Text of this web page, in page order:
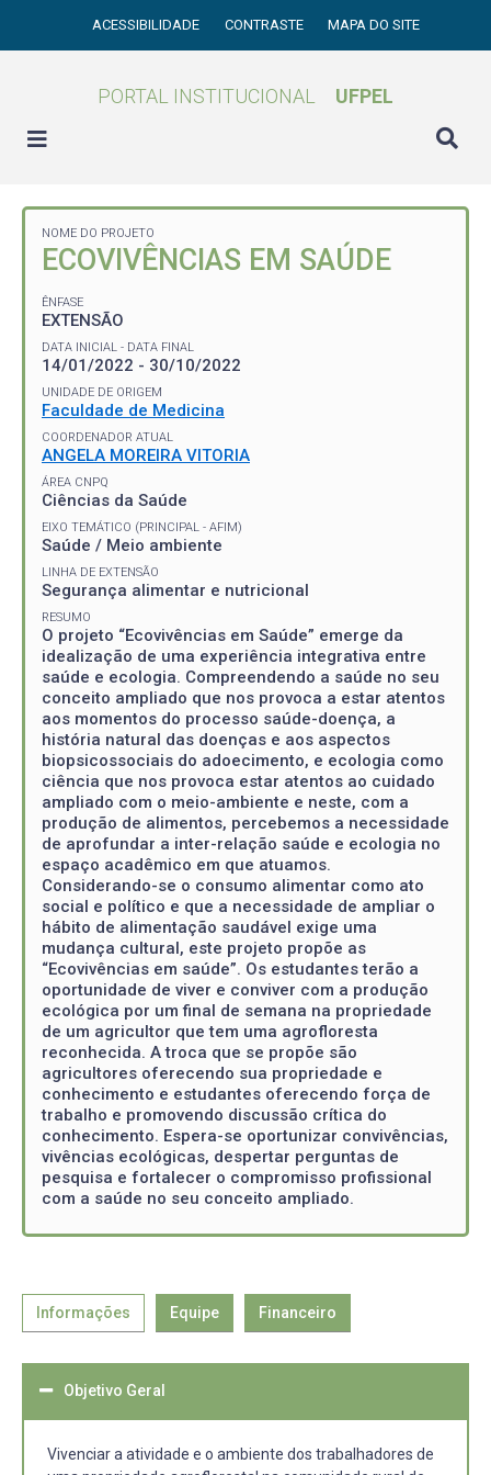
ACESSIBILIDADE CONTRASTE MAPA DO SITE
PORTAL INSTITUCIONAL UFPEL
NOME DO PROJETO
ECOVIVÊNCIAS EM SAÚDE
ÊNFASE
EXTENSÃO
DATA INICIAL - DATA FINAL
14/01/2022 - 30/10/2022
UNIDADE DE ORIGEM
Faculdade de Medicina
COORDENADOR ATUAL
ANGELA MOREIRA VITORIA
ÁREA CNPQ
Ciências da Saúde
EIXO TEMÁTICO (PRINCIPAL - AFIM)
Saúde / Meio ambiente
LINHA DE EXTENSÃO
Segurança alimentar e nutricional
RESUMO
O projeto “Ecovivências em Saúde” emerge da
idealização de uma experiência integrativa entre
saúde e ecologia. Compreendendo a saúde no seu
conceito ampliado que nos provoca a estar atentos
aos momentos do processo saúde-doença, a
história natural das doenças e aos aspectos
biopsicossociais do adoecimento, e ecologia como
ciência que nos provoca estar atentos ao cuidado
ampliado com o meio-ambiente e neste, com a
produção de alimentos, percebemos a necessidade
de aprofundar a inter-relação saúde e ecologia no
espaço acadêmico em que atuamos.
Considerando-se o consumo alimentar como ato
social e político e que a necessidade de ampliar o
hábito de alimentação saudável exige uma
mudança cultural, este projeto propõe as
“Ecovivências em saúde”. Os estudantes terão a
oportunidade de viver e conviver com a produção
ecológica por um final de semana na propriedade
de um agricultor que tem uma agrofloresta
reconhecida. A troca que se propõe são
agricultores oferecendo sua propriedade e
conhecimento e estudantes oferecendo força de
trabalho e promovendo discussão crítica do
conhecimento. Espera-se oportunizar convivências,
vivências ecológicas, despertar perguntas de
pesquisa e fortalecer o compromisso profissional
com a saúde no seu conceito ampliado.
Informações Equipe Financeiro
Objetivo Geral
Vivenciar a atividade e o ambiente dos trabalhadores de